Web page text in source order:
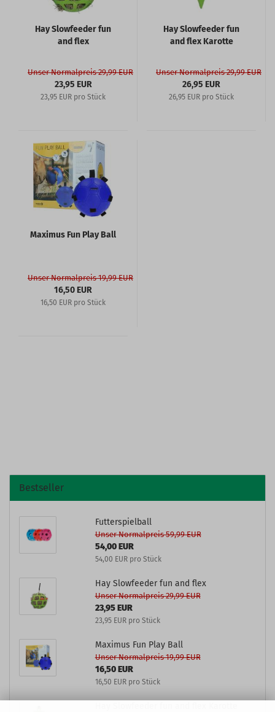
Hay Slowfeeder fun
and flex
Unser Normalpreis 29,99 EUR
23,95 EUR
23,95 EUR pro Stück
Hay Slowfeeder fun
and flex Karotte
Unser Normalpreis 29,99 EUR
26,95 EUR
26,95 EUR pro Stück
Maximus Fun Play Ball
Unser Normalpreis 19,99 EUR
16,50 EUR
16,50 EUR pro Stück
Bestseller
Futterspielball
Unser Normalpreis 59,99 EUR
54,00 EUR
54,00 EUR pro Stück
Hay Slowfeeder fun and flex
Unser Normalpreis 29,99 EUR
23,95 EUR
23,95 EUR pro Stück
Maximus Fun Play Ball
Unser Normalpreis 19,99 EUR
16,50 EUR
16,50 EUR pro Stück